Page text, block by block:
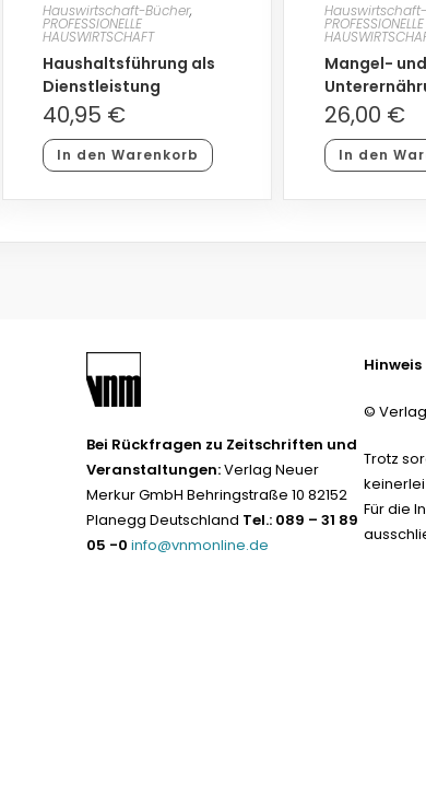
Hauswirtschaft-Bücher,
PROFESSIONELLE
HAUSWIRTSCHAFT
Haushaltsführung als
Dienstleistung
40,95 €
In den Warenkorb
PROFESSIONELLE
Mangel- und
26,00 €
In den
Bei Rückfragen zu Zeitschriften und
Veranstaltungen:Verlag Neuer
Merkur GmbH Behringstraße 10 82152
Planegg Deutschland Tel.: 089 – 31 89
05 -0 info@vnmonline.de
Hinweis
©
Trotz
Für die